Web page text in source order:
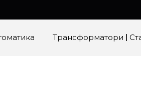
Трансформатори |